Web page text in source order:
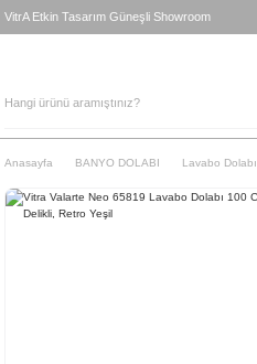
VitrA Etkin Tasarım Güneşli Showroom
Anasayfa BANYO DOLABI Lavabo Dolabı